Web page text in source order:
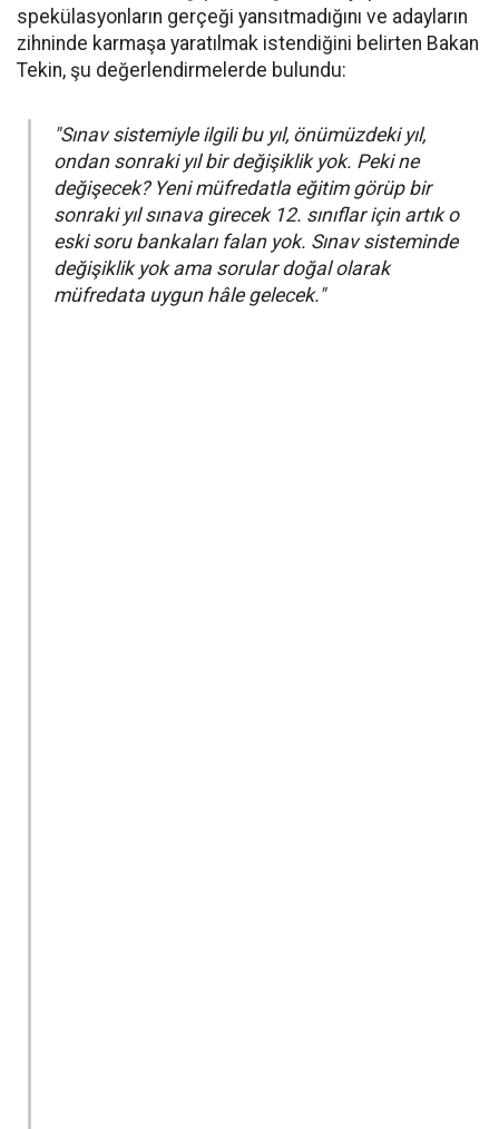
spekülasyonların gerçeği yansıtmadığını ve adayların
zihninde karmaşa yaratılmak istendiğini belirten Bakan
Tekin, şu değerlendirmelerde bulundu:
"Sınav sistemiyle ilgili bu yıl, önümüzdeki yıl,
ondan sonraki yıl bir değişiklik yok. Peki ne
değişecek? Yeni müfredatla eğitim görüp bir
sonraki yıl sınava girecek 12. sınıflar için artık o
eski soru bankaları falan yok. Sınav sisteminde
değişiklik yok ama sorular doğal olarak
müfredata uygun hâle gelecek."